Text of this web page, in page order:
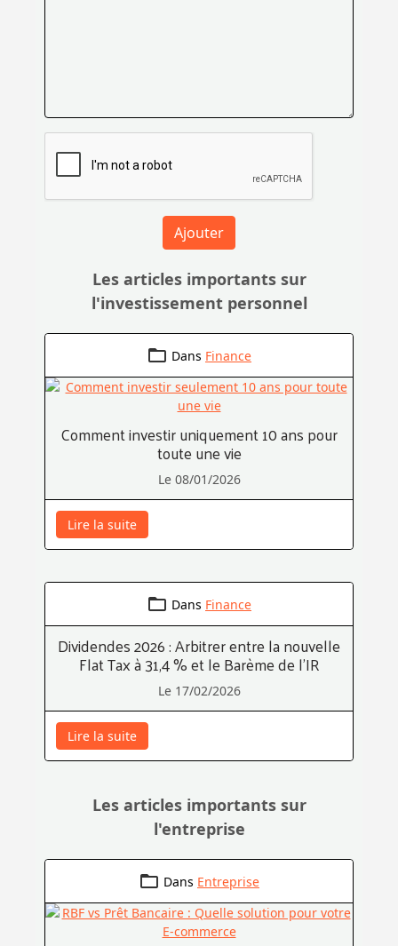
Ajouter
Les articles importants sur
l'investissement personnel
Dans Finance
Comment investir uniquement 10 ans pour
toute une vie
Le 08/01/2026
Lire la suite
Dans Finance
Dividendes 2026 : Arbitrer entre la nouvelle
Flat Tax à 31,4 % et le Barème de l’IR
Le 17/02/2026
Lire la suite
Les articles importants sur
l'entreprise
Dans Entreprise